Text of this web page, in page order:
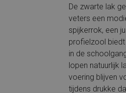
De zwarte lak
veters een
spijkerrok, een
profielzool
in de
lopen natuurlijk
voering blijven
tijdens drukke